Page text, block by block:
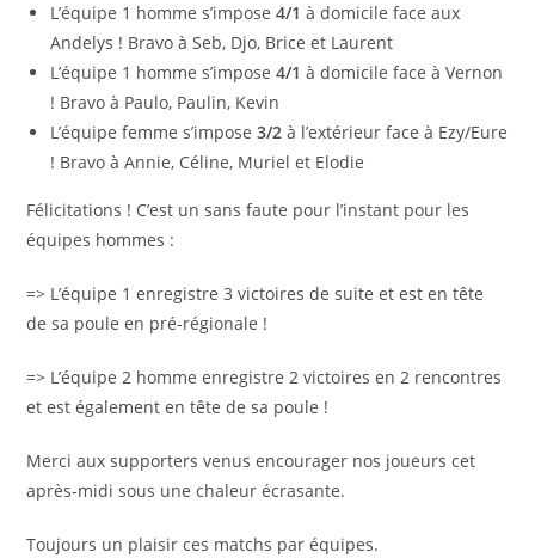
L’équipe 1 homme s’impose4/1 à domicile face aux
Andelys ! Bravo à Seb, Djo, Brice et Laurent
L’équipe 1 homme s’impose4/1 à domicile face à Vernon
! Bravo à Paulo, Paulin, Kevin
L’équipe femme s’impose3/2 à l’extérieur face à Ezy/Eure
! Bravo à Annie, Céline, Muriel et Elodie
Félicitations ! C’est un sans faute pour l’instant pour les
équipes hommes :
=> L’équipe 1 enregistre 3 victoires de suite et est en tête
de sa poule en pré-régionale !
=> L’équipe 2 homme enregistre 2 victoires en 2 rencontres
et est également en tête de sa poule !
Merci aux supporters venus encourager nos joueurs cet
après-midi sous une chaleur écrasante.
Toujours un plaisir ces matchs par équipes.